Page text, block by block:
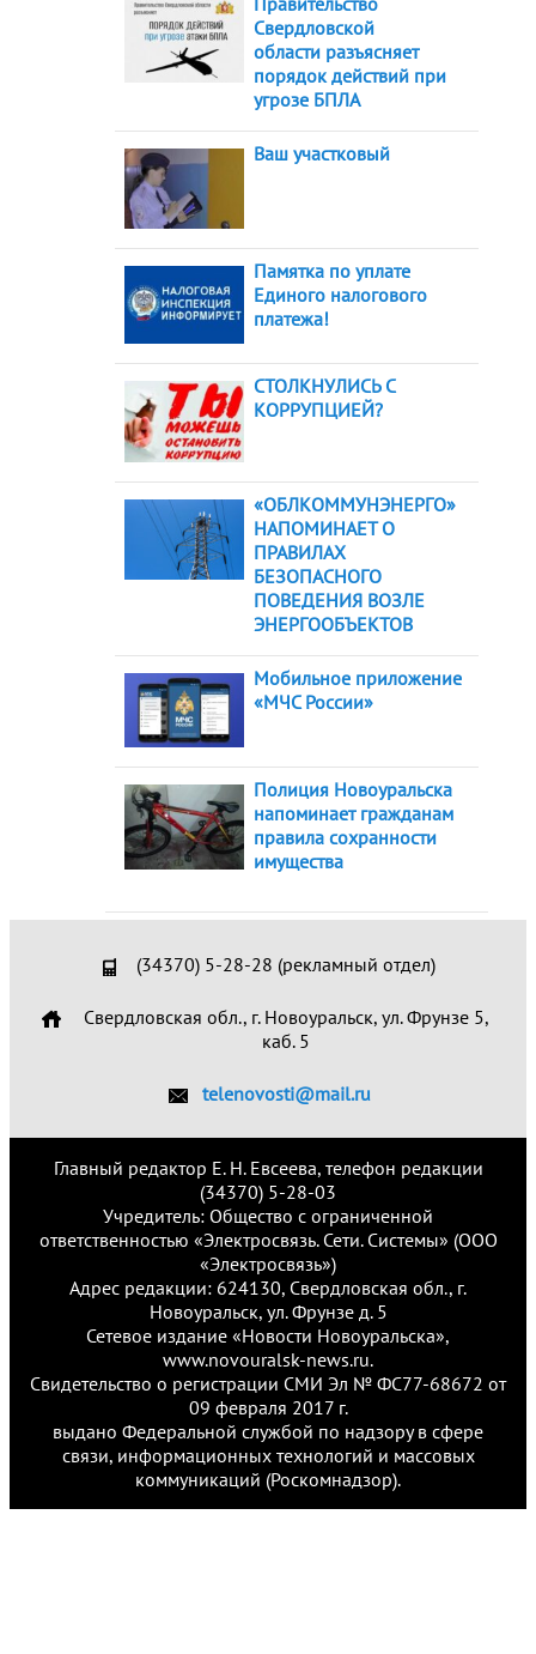
Свердловской
области разъясняет
порядок действий при
угрозе БПЛА
Ваш участковый
Памятка по уплате
Единого налогового
платежа!
СТОЛКНУЛИСЬ С
КОРРУПЦИЕЙ?
«ОБЛКОММУНЭНЕРГО»
НАПОМИНАЕТ О
ПРАВИЛАХ
БЕЗОПАСНОГО
ПОВЕДЕНИЯ ВОЗЛЕ
ЭНЕРГООБЪЕКТОВ
Мобильное приложение
«МЧС России»
Полиция Новоуральска
напоминает гражданам
правила сохранности
имущества
(34370) 5-28-28 (рекламный отдел)
Свердловская обл., г. Новоуральск, ул. Фрунзе 5,
каб. 5
telenovosti@mail.ru
Главный редактор Е. Н. Евсеева, телефон редакции
(34370) 5-28-03
Учредитель: Общество с ограниченной
ответственностью «Электросвязь. Сети. Системы» (ООО
«Электросвязь»)
Адрес редакции: 624130, Свердловская обл., г.
Новоуральск, ул. Фрунзе д. 5
Сетевое издание «Новости Новоуральска»,
www.novouralsk-news.ru.
Свидетельство о регистрации СМИ Эл № ФС77-68672 от
09 февраля 2017 г.
выдано Федеральной службой по надзору в сфере
связи, информационных технологий и массовых
коммуникаций (Роскомнадзор).